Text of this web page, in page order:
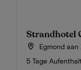
Strandhotel
Egmond
5 Tage